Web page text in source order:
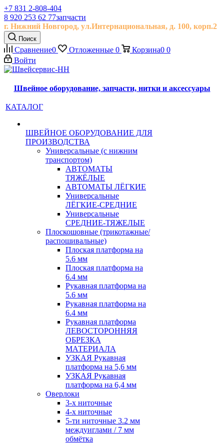
+7 831 2-808-404
8 920 253 62 77запчасти
г. Нижний Новгород, ул.Интернациональная, д. 100, корп.2
Поиск
Сравнение0 Отложенные 0 Корзина0 0
Войти
Швейное оборудование, запчасти, нитки и аксессуары
КАТАЛОГ
ШВЕЙНОЕ ОБОРУДОВАНИЕ ДЛЯ
ПРОИЗВОДСТВА
Универсальные (с нижним
транспортом)
АВТОМАТЫ
ТЯЖЁЛЫЕ
АВТОМАТЫ ЛЁГКИЕ
Универсальные
ЛЁГКИЕ-СРЕДНИЕ
Универсальные
СРЕДНИЕ-ТЯЖЕЛЫЕ
Плоскошовные (трикотажные/
распошивальные)
Плоская платформа на
5.6 мм
Плоская платформа на
6.4 мм
Рукавная платформа на
5.6 мм
Рукавная платформа на
6.4 мм
Рукавная платформа
ЛЕВОСТОРОННЯЯ
ОБРЕЗКА
МАТЕРИАЛА
УЗКАЯ Рукавная
платформа на 5,6 мм
УЗКАЯ Рукавная
платформа на 6,4 мм
Оверлоки
3-х ниточные
4-х ниточные
5-ти ниточные 3.2 мм
междуиглами / 7 мм
обмётка